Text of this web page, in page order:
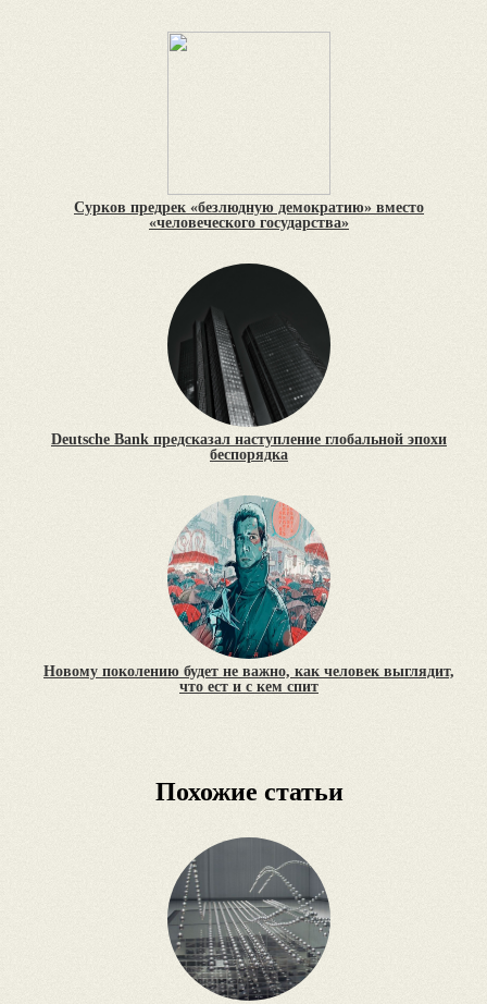
Сурков предрек «безлюдную демократию» вместо
«человеческого государства»
Deutsche Bank предсказал наступление глобальной эпохи
беспорядка
Новому поколению будет не важно, как человек выглядит,
что ест и с кем спит
Похожие статьи